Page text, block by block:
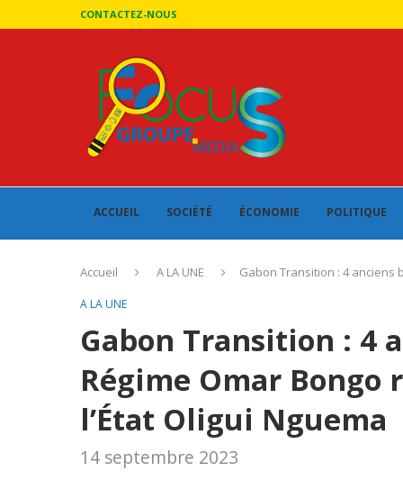
CONTACTEZ-NOUS
ACCUEIL SOCIÉTÉ ÉCONOMIE POLITIQUE
Accueil A LA UNE Gabon Transition : 4 anciens
A LA UNE
Gabon Transition : 4
Régime Omar Bongo
l’État Oligui Nguema
14 septembre 2023